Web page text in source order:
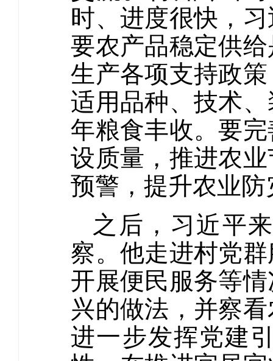
时、进度很快，
要农产品稳定供
生产各项支持政
适用品种、技术
年粮食丰收。要
设质量，推进农
预警，提升农业
之后，习近平
察。他走进村党
开展便民服务等
兴的做法，并察
进一步发挥党建